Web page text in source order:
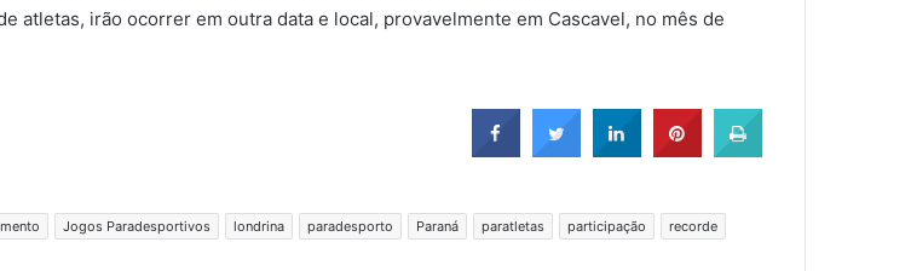
atletas, irão ocorrer em outra data e local, provavelmente em Cascavel, no mês de
Jogos Paradesportivos londrina paradesporto Paraná paratletas participação
recorde